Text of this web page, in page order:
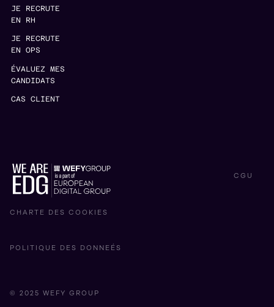
JE RECRUTE
EN RH
JE RECRUTE
EN OPS
ÉVALUEZ MES
CANDIDATS
CAS CLIENT
© 2025 WEFY GROUP
CHARTE DES COOKIES
POLITIQUE DES DONNEÉS
CGU